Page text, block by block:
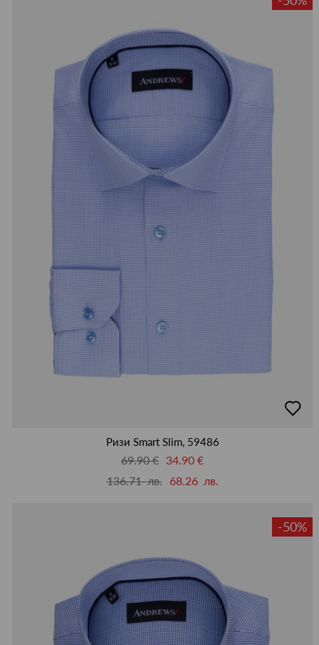
в
Ризи Smart Slim, 59486
69.90 € 34.90 €
136.71 лв.
68.26 лв.
-50%